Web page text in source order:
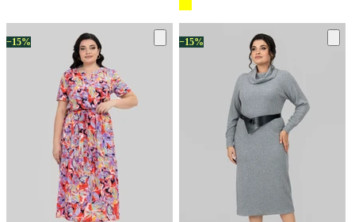
−15% −15%